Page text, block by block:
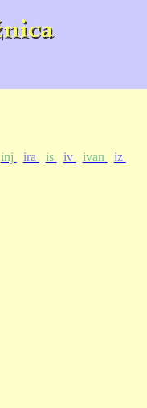
inj ira is iv ivan iz